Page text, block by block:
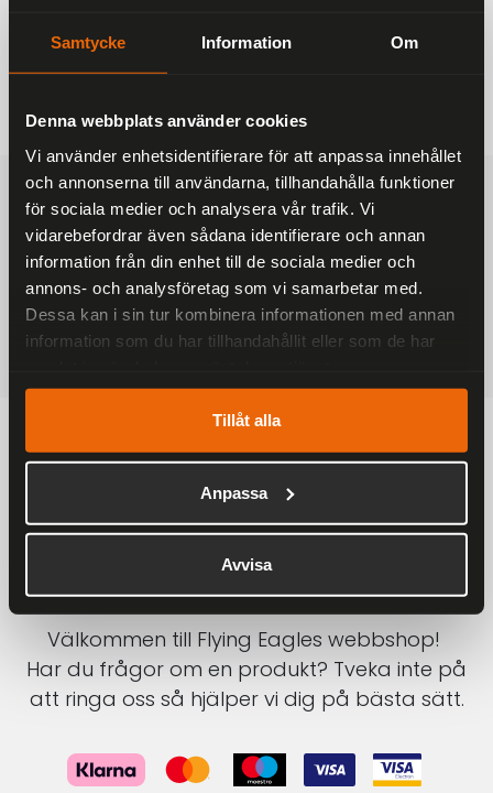
Samtycke Information Om
Denna webbplats använder cookies
Vi använder enhetsidentifierare för att anpassa innehållet
och annonserna till användarna, tillhandahålla funktioner
för sociala medier och analysera vår trafik. Vi
vidarebefordrar även sådana identifierare och annan
information från din enhet till de sociala medier och
annons- och analysföretag som vi samarbetar med.
Dessa kan i sin tur kombinera informationen med annan
information som du har tillhandahållit eller som de har
Tillåt alla
Anpassa
Avvisa
187 kr
249 kr
FRAKTFRITT
På alla ordrar över 2000 kr
1-3 DAGAR LEVERANS
Inom Sverige med DHL
SÄKRA BETALNINGAR
Betalkort, Klarna eller Swish
Välkommen till Flying Eagles webbshop!
Har du frågor om en produkt? Tveka inte på
att ringa oss så hjälper vi dig på bästa sätt.